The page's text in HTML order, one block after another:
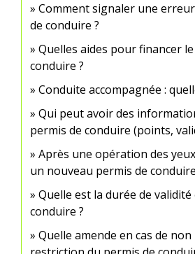
Comment signaler une
de conduire ?
Quelles aides pour financer
conduire ?
Conduite accompagnée :
Qui peut avoir des
permis de conduire (points,
Après une opération des
un nouveau permis de
Quelle est la durée de
conduire ?
Quelle amende en cas de